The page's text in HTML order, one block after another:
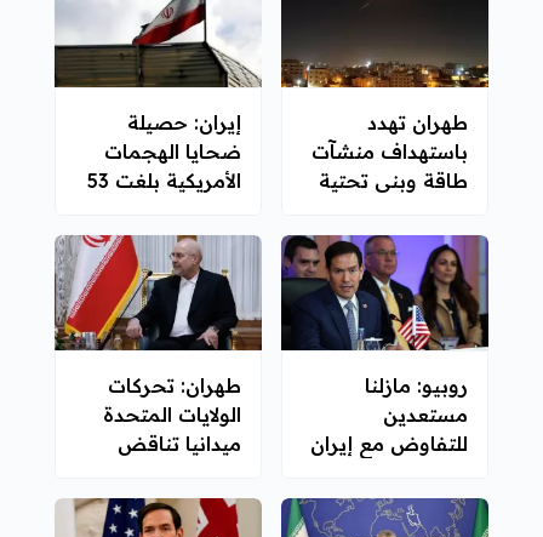
طهران تهدد
باستهداف منشآت
طاقة وبنى تحتية
الأمريكية
إيران: حصيلة
ضحايا الهجمات
الأمريكية بلغت 53
روبيو: مازلنا
مستعدين
للتفاوض مع إيران
طهران: تحركات
الولايات المتحدة
ميدانيا تناقض
للتهدئة